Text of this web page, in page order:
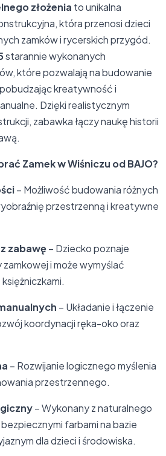
złożenia to unikalna
która przenosi dzieci
zamków i rycerskich przygód.
starannie wykonanych
które pozwalają na budowanie
kreatywność i
Dzięki realistycznym
zabawka łączy naukę historii
Zamek w Wiśniczu od BAJO?
– Możliwość budowania różnych
przestrzenną i kreatywne
zabawę– Dziecko poznaje
i może wymyślać
– Układanie i łączenie
koordynacji ręka-oko oraz
– Rozwijanie logicznego myślenia
przestrzennego.
– Wykonany z naturalnego
farbami na bazie
dla dzieci i środowiska.